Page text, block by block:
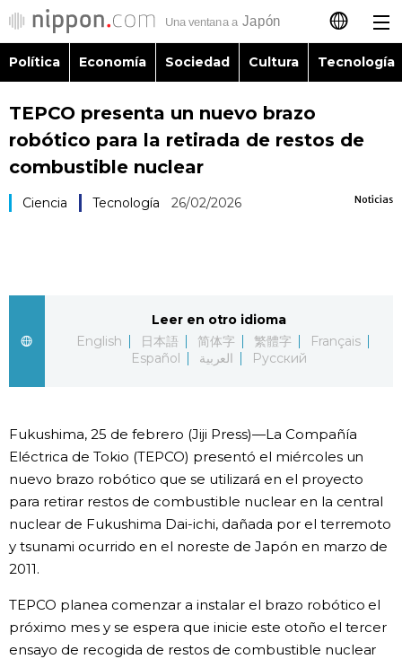
日本語
English
Русский
Política
Vida
Guía de Japón
Vídeos e imágenes
Más
Política Economía Sociedad Cultura Tecnología
TEPCO presenta un nuevo brazo
robótico para la retirada de restos de
combustible nuclear
Noticias
Ciencia Tecnología 26/02/2026
Leer en otro idioma
English
日本語 简体字 繁體字
Français
Español
العربية Русский
Fukushima, 25 de febrero (Jiji Press)—La Compañía
Eléctrica de Tokio (TEPCO) presentó el miércoles un
nuevo brazo robótico que se utilizará en el proyecto
para retirar restos de combustible nuclear en la central
nuclear de Fukushima Dai-ichi, dañada por el terremoto
y tsunami ocurrido en el noreste de Japón en marzo de
2011.
TEPCO planea comenzar a instalar el brazo robótico el
próximo mes y se espera que inicie este otoño el tercer
ensayo de recogida de restos de combustible nuclear